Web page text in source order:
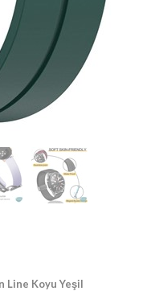
Line Koyu Yeşil